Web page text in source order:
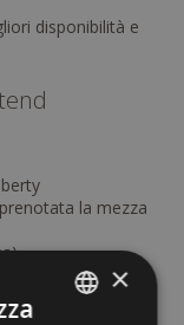
disponibilità e
la mezza
×